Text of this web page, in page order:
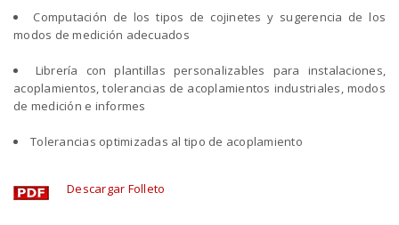
Computación de los tipos de cojinetes y sugerencia de los
modos de medición adecuados
Librería con plantillas personalizables para instalaciones,
acoplamientos, tolerancias de acoplamientos industriales, modos
de medición e informes
Tolerancias optimizadas al tipo de acoplamiento
Descargar Folleto